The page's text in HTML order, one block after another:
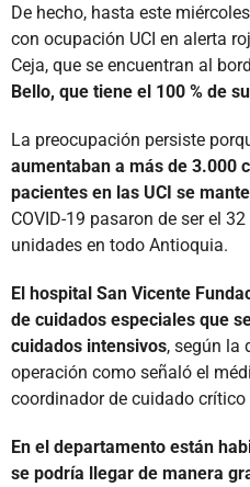
De hecho, hasta este
con ocupación UCI en alerta
Ceja, que se encuentran al
Bello, que tiene el 100 % de
La preocupación persiste
aumentaban a más de 3.000
pacientes en las UCI se
COVID-19 pasaron de ser el
unidades en todo Antioquia.
El hospital San Vicente
de cuidados especiales que
cuidados intensivos, según la
operación como señaló el
coordinador de cuidado
En el departamento están
se podría llegar de manera